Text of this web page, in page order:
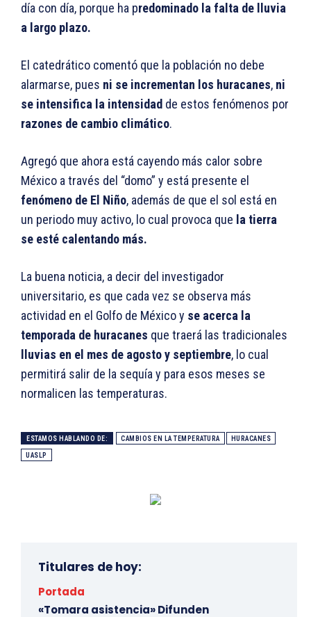
día con día, porque ha predominado la falta de lluvia
a largo plazo.
El catedrático comentó que la población no debe
alarmarse, pues ni se incrementan los huracanes, ni
se intensifica la intensidad de estos fenómenos por
razones de cambio climático.
Agregó que ahora está cayendo más calor sobre
México a través del “domo” y está presente el
fenómeno de El Niño, además de que el sol está en
un periodo muy activo, lo cual provoca que la tierra
se esté calentando más.
La buena noticia, a decir del investigador
universitario, es que cada vez se observa más
actividad en el Golfo de México y se acerca la
temporada de huracanes que traerá las tradicionales
lluvias en el mes de agosto y septiembre, lo cual
permitirá salir de la sequía y para esos meses se
normalicen las temperaturas.
ESTAMOS HABLANDO DE: CAMBIOS EN LA TEMPERATURA HURACANES
UASLP
Titulares de hoy:
Portada
«Tomara asistencia» Difunden